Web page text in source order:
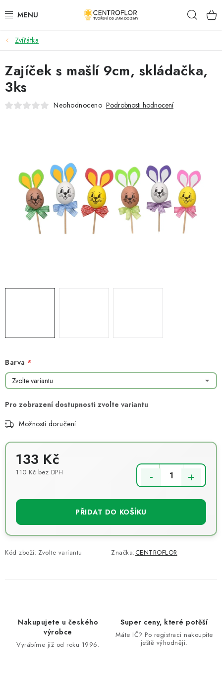
na
SEZÓNNÍ TVOŘENÍ
DŘEVĚNÉ VÝROBKY
MEDAILE
KVĚTINY A LISTY
SVATBA
NOVINKY
Zvířátka
Barva
Možnosti doručení
133 Kč
110 Kč bez DPH
PŘIDAT DO KOŠÍKU
Kód zboží: Zvolte variantu Značka:CENTROFLOR
Zajíček s mašlí 9cm, skládačka,
3ks
Neohodnoceno Podrobnosti hodnocení
Nakupujete u českého
výrobce
Vyrábíme již od roku 1996.
Super ceny, které potěší
Máte IČ? Po registraci nakoupíte
ještě výhodněji.